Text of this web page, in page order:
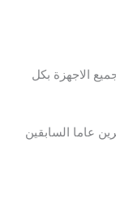
الاجهزة بكل
عاما السابقين